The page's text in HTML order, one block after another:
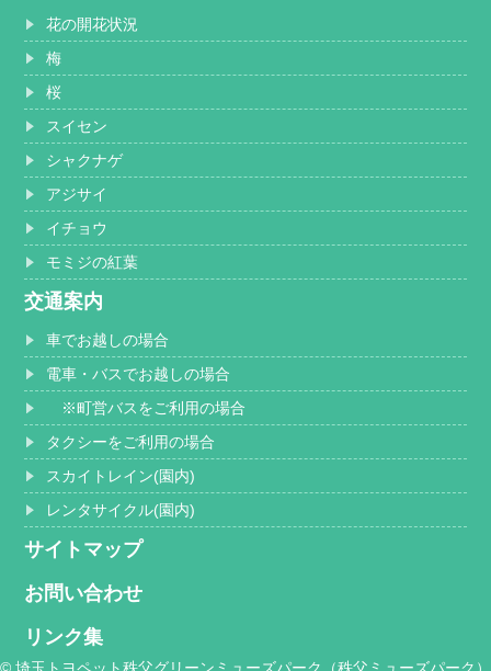
花の開花状況
梅
桜
スイセン
シャクナゲ
アジサイ
イチョウ
モミジの紅葉
交通案内
車でお越しの場合
電車・バスでお越しの場合
※町営バスをご利用の場合
タクシーをご利用の場合
スカイトレイン(園内)
レンタサイクル(園内)
サイトマップ
お問い合わせ
リンク集
© 埼玉トヨペット秩父グリーンミューズパーク（秩父ミューズパーク）